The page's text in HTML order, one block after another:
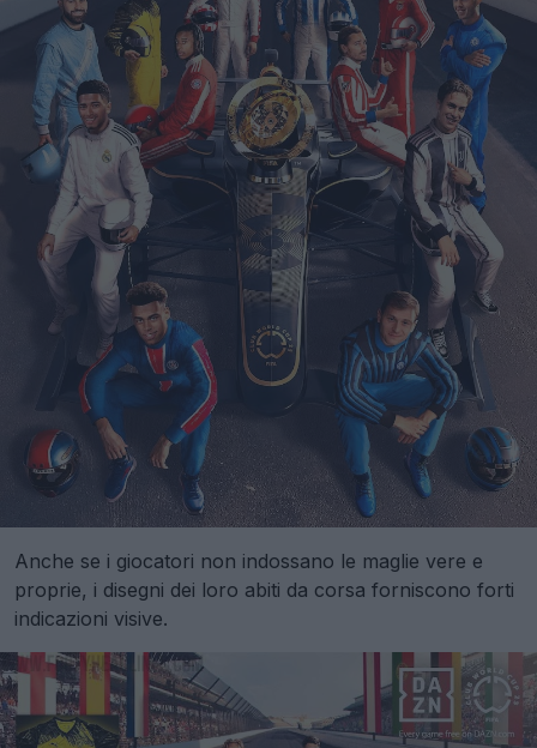
Anche se i giocatori non indossano le maglie vere e
proprie, i disegni dei loro abiti da corsa forniscono forti
indicazioni visive.